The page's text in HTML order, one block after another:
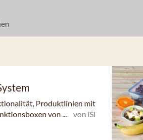
Produktlinien mit
von ...
von iSi